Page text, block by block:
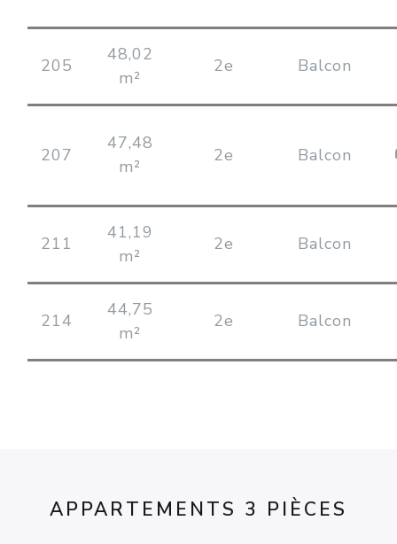
205
48,02
m²
2e Balcon
207
47,48
m²
2e Balcon
211
41,19
m²
2e Balcon
214
44,75
m²
2e Balcon
APPARTEMENTS 3 PIÈCES